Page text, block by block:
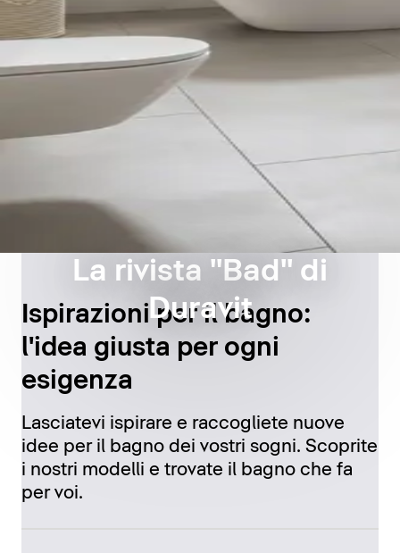
La rivista "Bad" di
Duravit
Ispirazioni per il bagno:
l'idea giusta per ogni
esigenza
Lasciatevi ispirare e raccogliete nuove
idee per il bagno dei vostri sogni. Scoprite
i nostri modelli e trovate il bagno che fa
per voi.